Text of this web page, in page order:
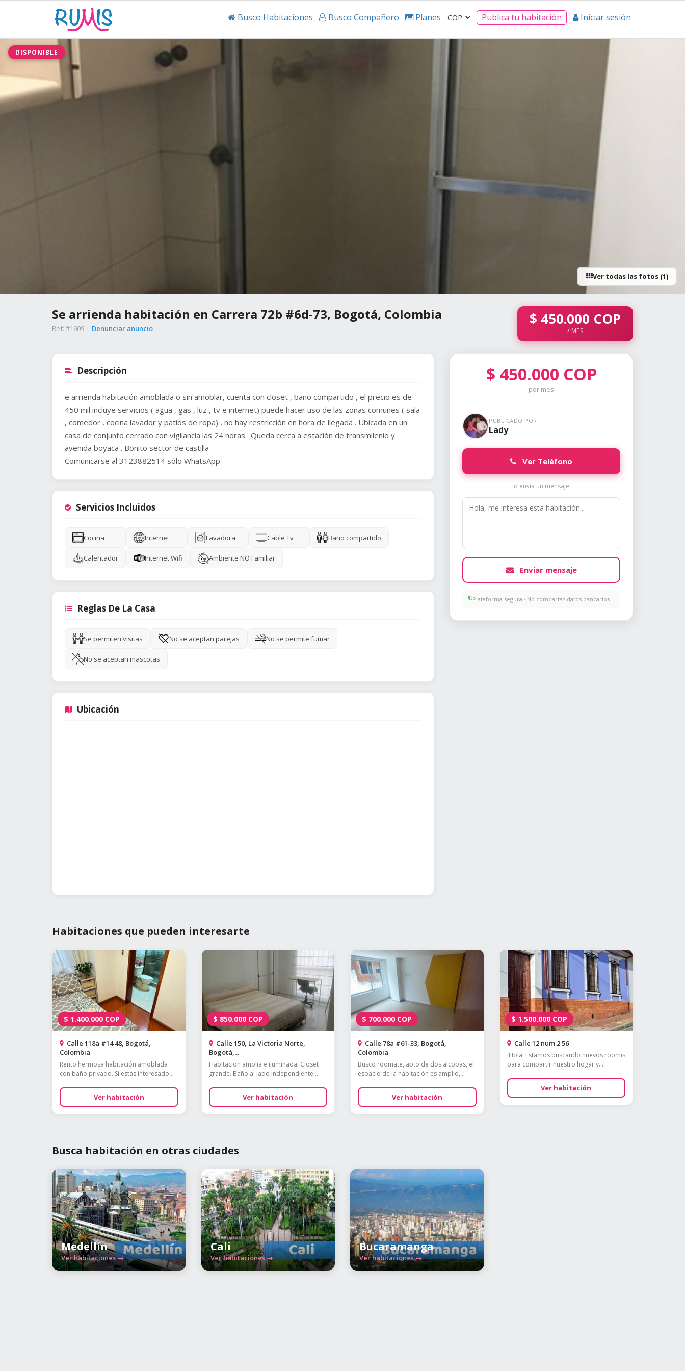
Busco Habitaciones Busco Compañero Planes Publica tu habitación Iniciar sesión
DISPONIBLE
Ver todas las fotos (1)
Se arrienda habitación en Carrera 72b #6d-73, Bogotá, Colombia
Ref: #1609 · Denunciar anuncio
$ 450.000 COP
/ MES
Descripción
e arrienda habitación amoblada o sin amoblar, cuenta con closet , baño compartido , el precio es de
450 mil incluye servicios ( agua , gas , luz , tv e internet) puede hacer uso de las zonas comunes ( sala
, comedor , cocina lavador y patios de ropa) , no hay restricción en hora de llegada . Ubicada en un
casa de conjunto cerrado con vigilancia las 24 horas . Queda cerca a estación de transmilenio y
avenida boyaca . Bonito sector de castilla .
Comunicarse al 3123882514 sólo WhatsApp
Servicios Incluidos
Cocina Internet Lavadora Cable Tv Baño compartido
Calentador Internet Wifi Ambiente NO Familiar
Reglas De La Casa
Se permiten visitas No se aceptan parejas No se permite fumar
No se aceptan mascotas
Ubicación
$ 450.000 COP
por mes
PUBLICADO POR
Lady
Ver Teléfono
o envía un mensaje
Enviar mensaje
Plataforma segura · No compartas datos bancarios
Habitaciones que pueden interesarte
$ 1.400.000 COP
Calle 118a #14 48, Bogotá,
Colombia
Rento hermosa habitación amoblada
con baño privado. Si estás interesado...
Ver habitación
$ 850.000 COP
Calle 150, La Victoria Norte,
Bogotá,...
Habitacion amplia e iluminada. Closet
grande. Baño al lado independiente....
Ver habitación
$ 700.000 COP
Calle 78a #61-33, Bogotá,
Colombia
Busco roomate, apto de dos alcobas, el
espacio de la habitación es amplio,...
Ver habitación
$ 1.500.000 COP
Calle 12 num 2 56
¡Hola! Estamos buscando nuevos roomis
para compartir nuestro hogar y...
Ver habitación
Busca habitación en otras ciudades
Medellín
Ver habitaciones →
Cali
Ver habitaciones →
Bucaramanga
Ver habitaciones →